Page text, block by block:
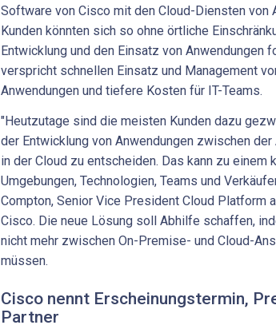
Software von Cisco mit den Cloud-Diensten von
Kunden könnten sich so ohne örtliche
Entwicklung und den Einsatz von Anwendungen
verspricht schnellen Einsatz und Management
Anwendungen und tiefere Kosten für IT-Teams.
"Heutzutage sind die meisten Kunden dazu
der Entwicklung von Anwendungen zwischen
in der Cloud zu entscheiden. Das kann zu einem
Umgebungen, Technologien, Teams und
Compton, Senior Vice President Cloud Platform
Cisco. Die neue Lösung soll Abhilfe schaffen,
nicht mehr zwischen On-Premise- und Cloud-
müssen.
Cisco nennt Erscheinungstermin,
Partner